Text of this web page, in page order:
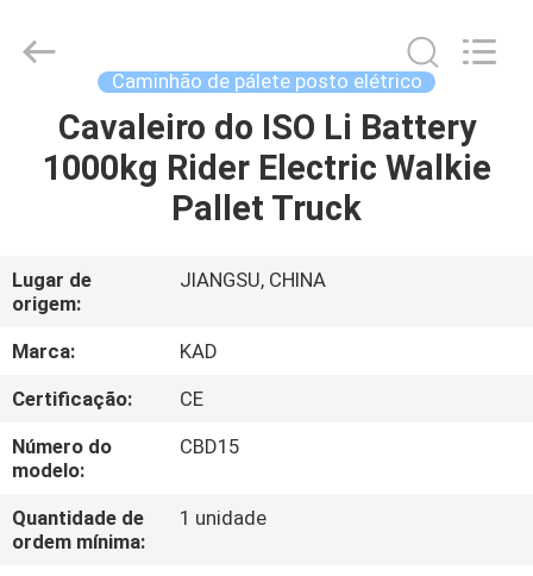
CASA
VÍDEOS
SOBRE
NÓS
EXCURSÃO
DA
FÁBRICA
Machinery
Co.,Ltd.
Caminhão de pálete posto elétrico
Cavaleiro do ISO Li Battery
1000kg Rider Electric Walkie
Pallet Truck
Lugar de
origem:
JIANGSU, CHINA
Marca:
KAD
Certificação:
CE
Número do
modelo:
CBD15
Quantidade de
ordem mínima:
1 unidade